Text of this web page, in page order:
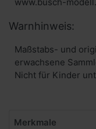
Warnhinweis:
Maßstabs- und
erwachsene
Nicht für Kinder
Merkmale